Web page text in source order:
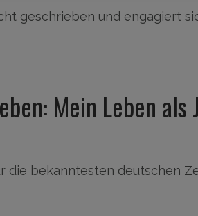
geschrieben und engagiert
Mein Leben als
die bekanntesten deutschen